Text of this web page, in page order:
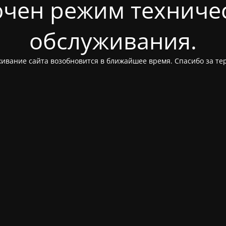
режим
обслуживания.
сайта возобновится в ближайшее время. Спасибо за